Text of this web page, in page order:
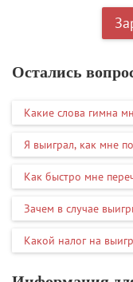
Остались
Какие слова гимна
Я выиграл, как мне
Как быстро мне
Зачем в случае
Какой налог на